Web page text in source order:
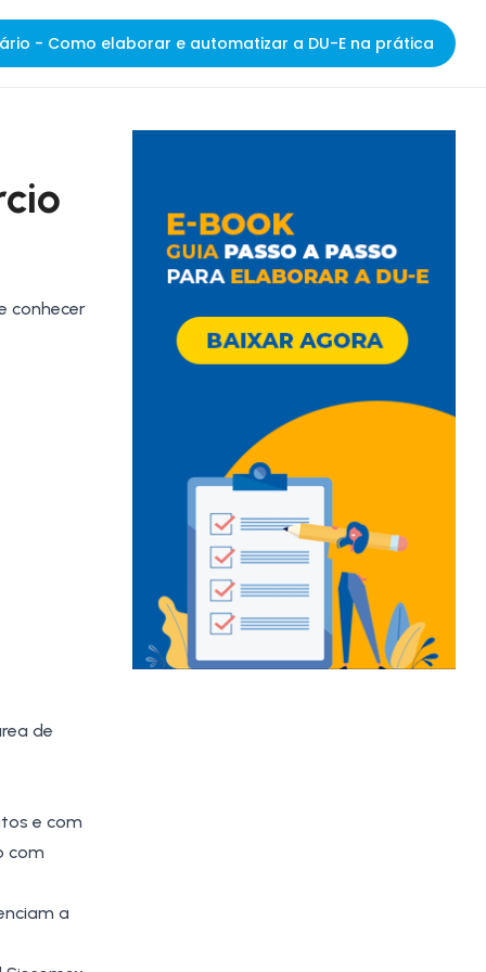
- Como elaborar e automatizar a DU-E na prática
conhecer
de
e com
com
a